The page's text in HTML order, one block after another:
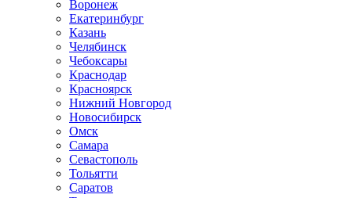
Воронеж
Екатеринбург
Казань
Челябинск
Чебоксары
Краснодар
Красноярск
Нижний Новгород
Новосибирск
Омск
Самара
Севастополь
Тольятти
Саратов